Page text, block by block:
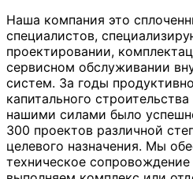
Наша компания это
специалистов,
проектировании,
сервисном обслуживании
систем. За годы
капитального
нашими силами было
300 проектов различной
целевого назначения. Мы
техническое